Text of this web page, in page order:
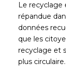
Le recyclage
répandue
données
que les
recyclage et
plus